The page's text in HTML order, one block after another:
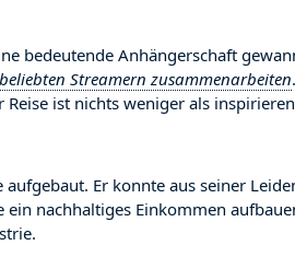
bedeutende Anhängerschaft
Streamern zusammenarbeiten
ist nichts weniger als
Er konnte aus seiner
nachhaltiges Einkommen